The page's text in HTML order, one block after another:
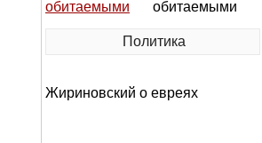
обитаемыми
Политика
Жириновский о евреях